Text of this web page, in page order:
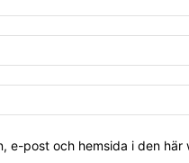
e-post och hemsida i den